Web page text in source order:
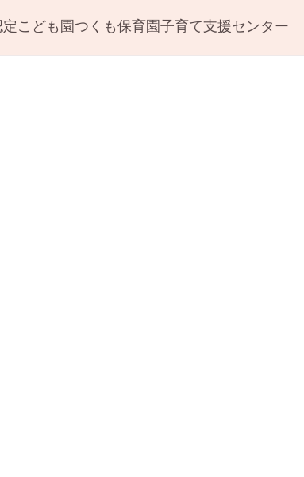
定こども園つくも保育園子育て支援センター